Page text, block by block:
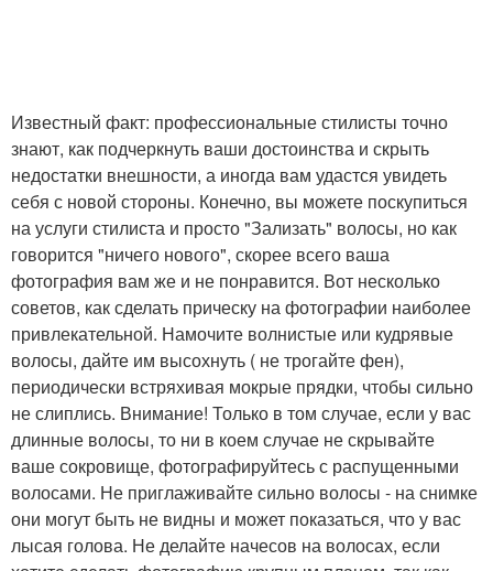
Известный факт: профессиональные стилисты точно
знают, как подчеркнуть ваши достоинства и скрыть
недостатки внешности, а иногда вам удастся увидеть
себя с новой стороны. Конечно, вы можете поскупиться
на услуги стилиста и просто "Зализать" волосы, но как
говорится "ничего нового", скорее всего ваша
фотография вам же и не понравится. Вот несколько
советов, как сделать прическу на фотографии наиболее
привлекательной. Намочите волнистые или кудрявые
волосы, дайте им высохнуть ( не трогайте фен),
периодически встряхивая мокрые прядки, чтобы сильно
не слиплись. Внимание! Только в том случае, если у вас
длинные волосы, то ни в коем случае не скрывайте
ваше сокровище, фотографируйтесь с распущенными
волосами. Не приглаживайте сильно волосы - на снимке
они могут быть не видны и может показаться, что у вас
лысая голова. Не делайте начесов на волосах, если